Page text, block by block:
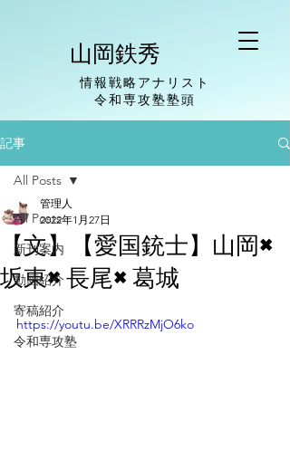
山岡鉄秀
情報戦略アナリスト
​令和専攻塾塾頭
記事
All Posts
新刊案内
動画紹介
寄稿紹介
令和専攻塾
All Posts
【文】【愛国銃士】山岡×
坂東×長尾×葛城
管理人
2022年1月27日
https://youtu.be/XRRRzMjO6ko